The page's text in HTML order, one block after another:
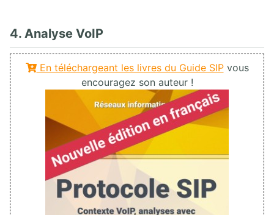
4. Analyse VoIP
En téléchargeant les livres du Guide SIPvous
encouragez son auteur !